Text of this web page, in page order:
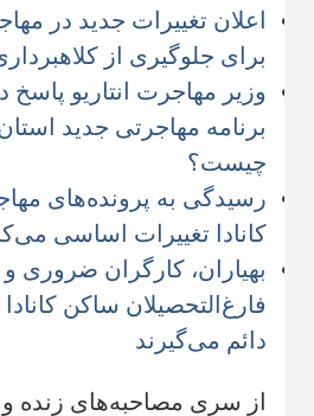
اعلان تغییرات جدید در
برای جلوگیری از
وزیر مهاجرت انتاریو پاسخ
برنامه مهاجرتی جدید
چیست؟
رسیدگی به پرونده‌های
کانادا تغییرات اساسی
بهیاران، کارگران ضروری و
فارغ‌التحصیلان ساکن
دائم می‌گیرند
از سری مصاحبه‌های زنده